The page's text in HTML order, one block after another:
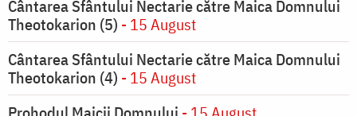
Cântarea Sfântului Nectarie către Maica Domnului
Theotokarion (5) - 15 August
Cântarea Sfântului Nectarie către Maica Domnului
Theotokarion (4) - 15 August